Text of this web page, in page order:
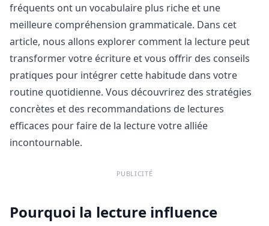
fréquents ont un vocabulaire plus riche et une
meilleure compréhension grammaticale. Dans cet
article, nous allons explorer comment la lecture peut
transformer votre écriture et vous offrir des conseils
pratiques pour intégrer cette habitude dans votre
routine quotidienne. Vous découvrirez des stratégies
concrètes et des recommandations de lectures
efficaces pour faire de la lecture votre alliée
incontournable.
PUBLICITÉ
Pourquoi la lecture influence